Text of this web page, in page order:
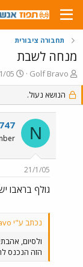
תחבורה ציבורית
מנחה לשבת
פ
ו
ת
ח
Golf Bravo
פ
ו
ס
ב
ת
ר
05
הנושא נעול.
N
21/1/05
גולף בראבו
נכתב ע"י Golf Bravo:
ולסיום,
הזה הנכנס